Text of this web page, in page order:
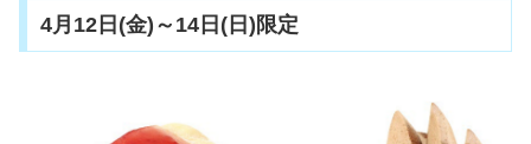
4月12日(金)～14日(日)限定